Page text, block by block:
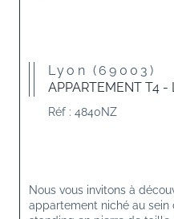
Lyon (69003)
APPARTEMENT T4 -
Réf : 4840NZ
Nous vous invitons à
appartement niché au